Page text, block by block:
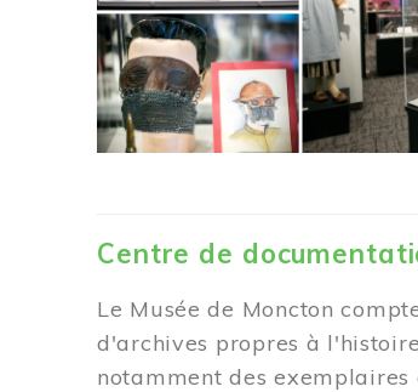
Centre de
Le Musée de Moncton
d'archives propres à
notamment des